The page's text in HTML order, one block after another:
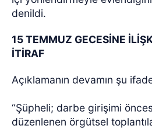
denildi.
15 TEMMUZ GECESİNE
İTİRAF
Açıklamanın devamın şu
“Şüpheli; darbe girişimi
düzenlenen örgütsel